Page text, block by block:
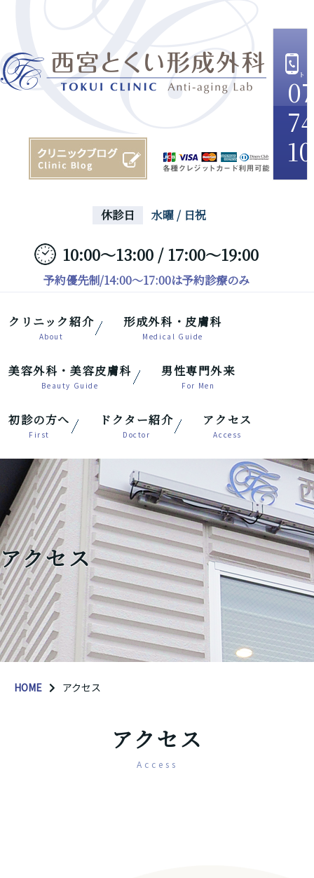
休診日 水曜 / 日祝
10:00～13:00 / 17:00～19:00
予約優先制/14:00～17:00は予約診療のみ
クリニック紹介 形成外科・皮膚科
美容外科・美容皮膚科 男性専門外来
初診の方へ ドクター紹介 アクセス
アクセス
HOME アクセス
アクセス
Access